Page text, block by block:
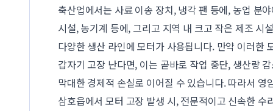
축산업에서는 사료 이송 장치, 냉각 팬 등에, 농업 분
시설, 농기계 등에, 그리고 지역 내 크고 작은 제조 시
다양한 생산 라인에 모터가 사용됩니다. 만약 이러한
갑자기 고장 난다면, 이는 곧바로 작업 중단, 생산량
막대한 경제적 손실로 이어질 수 있습니다. 따라서 영
삼호읍에서 모터 고장 발생 시, 전문적이고 신속한 수